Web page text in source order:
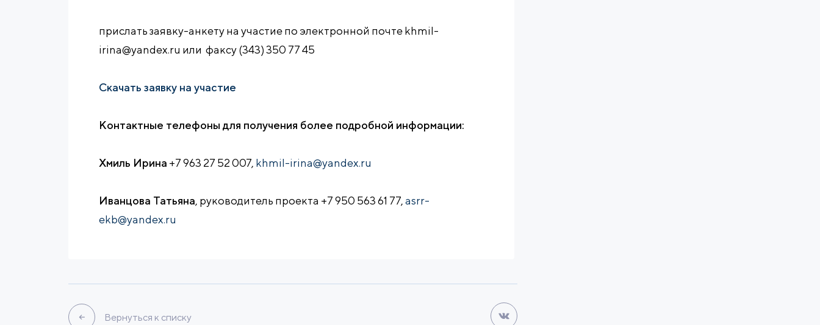
прислать заявку-анкету на участие по электронной почте khmil-
irina@yandex.ru или факсу (343) 350 77 45
Скачать заявку на участие
Контактные телефоны для получения более подробной информации:
Хмиль Ирина +7 963 27 52 007, khmil-irina@yandex.ru
Иванцова Татьяна, руководитель проекта +7 950 563 61 77,asrr-
ekb@yandex.ru
Вернуться к списку